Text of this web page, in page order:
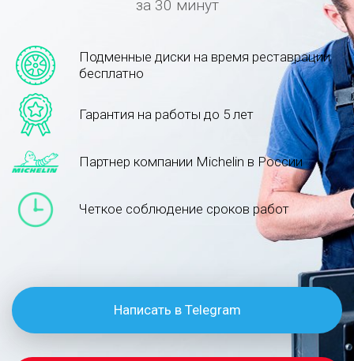
за 30 минут
Подменные диски на время реставрации
бесплатно
Гарантия на работы до 5 лет
Партнер компании Michelin в России
Четкое соблюдение сроков работ
Написать в Telegram